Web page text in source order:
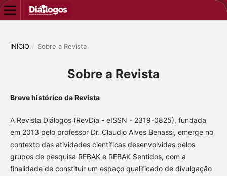
INÍCIO / Sobre a Revista
Sobre a Revista
Breve histórico da Revista
A Revista Diálogos (RevDia - eISSN - 2319-0825), fundada
em 2013 pelo professor Dr. Claudio Alves Benassi, emerge no
contexto das atividades científicas desenvolvidas pelos
grupos de pesquisa REBAK e REBAK Sentidos, com a
finalidade de constituir um espaço qualificado de divulgação